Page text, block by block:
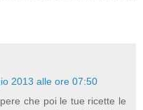
2013 alle ore 07:50
che poi le tue ricette le